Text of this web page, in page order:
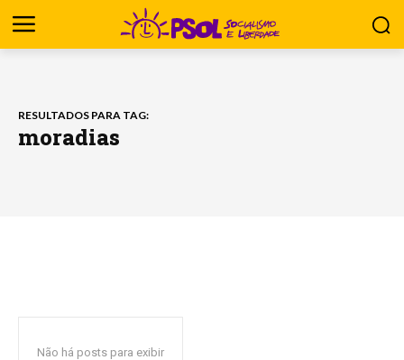
RESULTADOS PARA TAG:
moradias
Não há posts para exibir